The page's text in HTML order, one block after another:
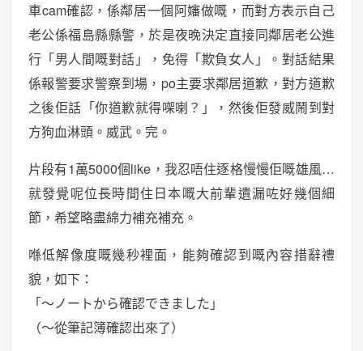
車cam確認，係鄰居一個阿嬸做嘅，而對方表示自己
老公係福島縣縣警，於是夜晚決定直接同鄰居老公進
行「男人間嘅對話」，免得「欺負女人」。對話結果
係報警要求警察到場，po主要求鄰居道歉，對方道歉
之後佢話「你道歉就得㗎喇？」，然後佢發威鬧到對
方狗血淋頭。威武。完。
片段有1萬5000個like，我忍唔住逐格慢慢佢嘅雄風…
就發覺呢位長時間住日本嘅大前輩遺漏咗好幾個細
節，希望略盡綿力補充補充。
喺低解像度嘅幾秒裡面，能夠確認到嘅內容措辭禮
貌，如下：
「～ノートから確認できました」
（～從筆記簿確認出來了）